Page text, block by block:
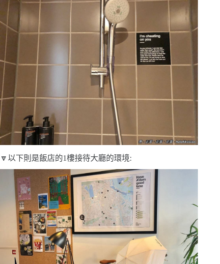
🔽以下則是飯店的1樓接待大廳的環境: